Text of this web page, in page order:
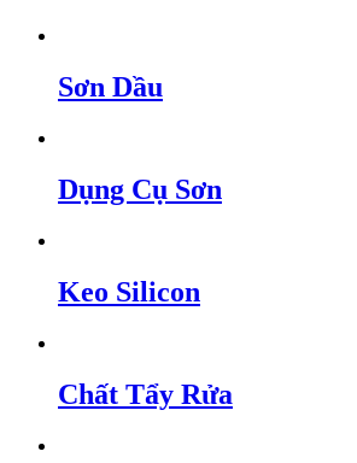
Sơn Dầu
Dụng Cụ Sơn
Keo Silicon
Chất Tẩy Rửa